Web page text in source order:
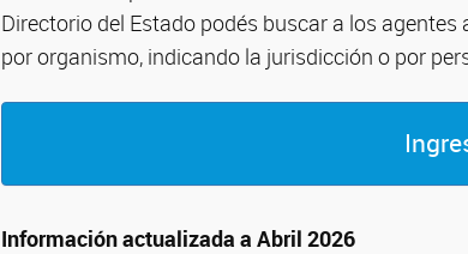
Directorio del Estado podés buscar a los
por organismo, indicando la jurisdicción o por
Información actualizada a Abril 2026